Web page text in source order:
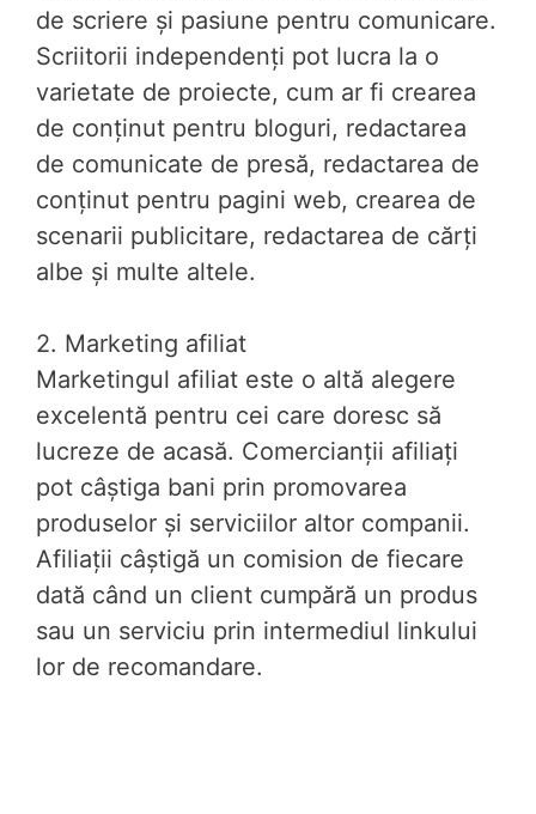
de scriere și pasiune pentru comunicare.
Scriitorii independenți pot lucra la o
varietate de proiecte, cum ar fi crearea
de conținut pentru bloguri, redactarea
de comunicate de presă, redactarea de
conținut pentru pagini web, crearea de
scenarii publicitare, redactarea de cărți
albe și multe altele.
2. Marketing afiliat
Marketingul afiliat este o altă alegere
excelentă pentru cei care doresc să
lucreze de acasă. Comercianții afiliați
pot câștiga bani prin promovarea
produselor și serviciilor altor companii.
Afiliații câștigă un comision de fiecare
dată când un client cumpără un produs
sau un serviciu prin intermediul linkului
lor de recomandare.